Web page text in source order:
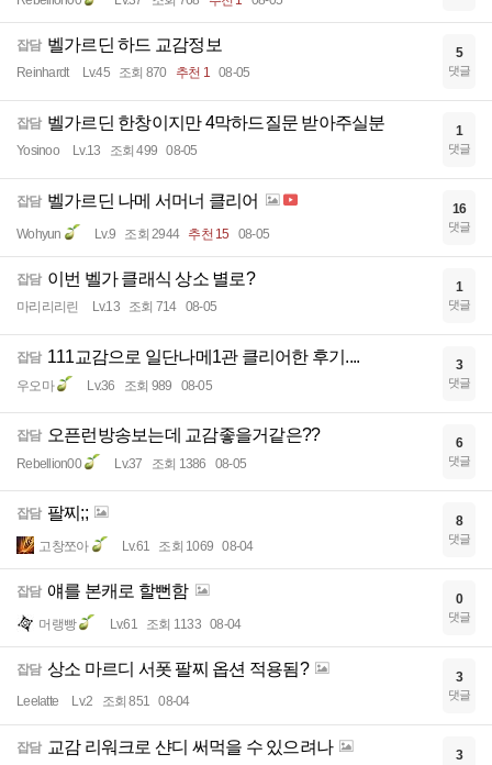
잡담 벨가르딘 하드 교감정보
Reinhardt Lv.45 조회 870 추천 1 08-05
5
댓글
잡담 벨가르딘 한창이지만 4막하드질문 받아주실분
Yosinoo Lv.13 조회 499 08-05
1
댓글
잡담 벨가르딘 나메 서머너 클리어
Wohyun Lv.9 조회 2944 추천 15 08-05
16
댓글
잡담 이번 벨가 클래식 상소 별로?
마리리리린 Lv.13 조회 714 08-05
1
댓글
잡담 111교감으로 일단나메1관 클리어한 후기....
우오마 Lv.36 조회 989 08-05
3
댓글
잡담 오픈런방송보는데 교감좋을거같은??
Rebellion00 Lv.37 조회 1386 08-05
6
댓글
잡담 팔찌;;
고창쪼아 Lv.61 조회 1069 08-04
8
댓글
잡담 얘를 본캐로 할뻔함
머랭빵 Lv.61 조회 1133 08-04
0
댓글
잡담 상소 마르디 서폿 팔찌 옵션 적용됨?
Leelatte Lv.2 조회 851 08-04
3
댓글
잡담 교감 리워크로 샨디 써먹을 수 있으려나 3